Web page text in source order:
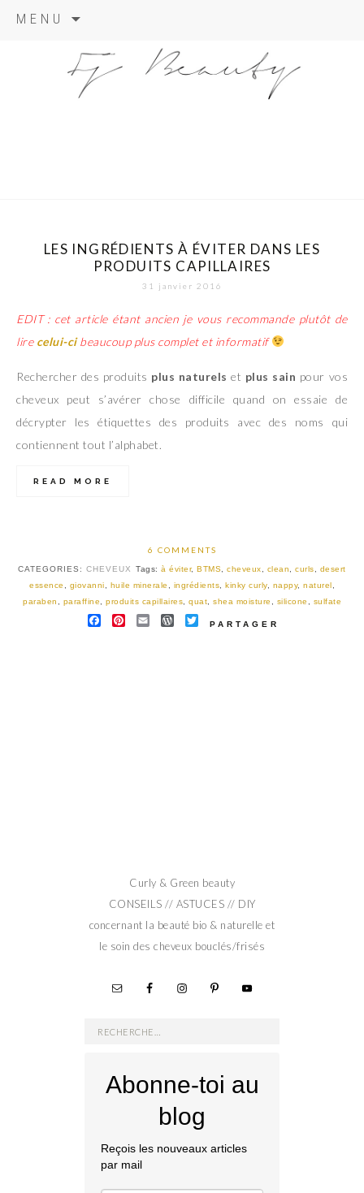
MENU
content
LES INGRÉDIENTS À ÉVITER DANS LES
PRODUITS CAPILLAIRES
31 janvier 2016
EDIT : cet article étant ancien je vous recommande plutôt de
lire celui-ci beaucoup plus complet et informatif
Rechercher des produits plus naturels et plus sain pour vos
cheveux peut s’avérer chose difficile quand on essaie de
décrypter les étiquettes des produits avec des noms qui
contiennent tout l’alphabet.
READ MORE
6 COMMENTS
CATEGORIES:CHEVEUX Tags:à éviter,BTMS ,cheveux clean ,curls
desert
essence
giovanni huile minerale ingrédients kinky curly, nappy, naturel
paraben
paraffine produits capillaires quat shea moisture silicone sulfate
FACEBOOK
PINTEREST
EMAILWORDPRESS
TWITTER
PARTAGER
Curly & Green beauty
CONSEILS // ASTUCES // DIY
concernant la beauté bio & naturelle et
le soin des cheveux bouclés/frisés
Rechercher :
Abonne-toi au
blog
Reçois les nouveaux articles
par mail